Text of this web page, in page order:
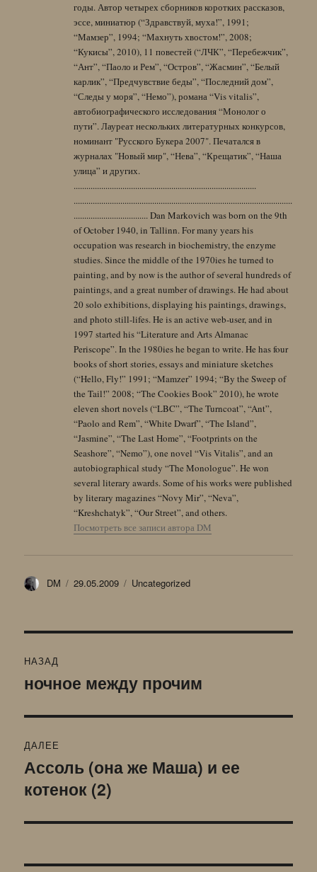
годы. Автор четырех сборников коротких рассказов,
эссе, миниатюр (“Здравствуй, муха!”, 1991;
“Мамзер”, 1994; “Махнуть хвостом!”, 2008;
“Кукисы”, 2010), 11 повестей (“ЛЧК”, “Перебежчик”,
“Ант”, “Паоло и Рем”, “Остров”, “Жасмин”, “Белый
карлик”, “Предчувствие беды”, “Последний дом”,
“Следы у моря”, “Немо”), романа “Vis vitalis”,
автобиографического исследования “Монолог о
пути”. Лауреат нескольких литературных конкурсов,
номинант "Русского Букера 2007". Печатался в
журналах "Новый мир", “Нева”, “Крещатик”, “Наша
улица” и других.
......................................................................................
.......................................................................................................
................................... Dan Markovich was born on the 9th
of October 1940, in Tallinn. For many years his
occupation was research in biochemistry, the enzyme
studies. Since the middle of the 1970ies he turned to
painting, and by now is the author of several hundreds of
paintings, and a great number of drawings. He had about
20 solo exhibitions, displaying his paintings, drawings,
and photo still-lifes. He is an active web-user, and in
1997 started his “Literature and Arts Almanac
Periscope”. In the 1980ies he began to write. He has four
books of short stories, essays and miniature sketches
(“Hello, Fly!” 1991; “Mamzer” 1994; “By the Sweep of
the Tail!” 2008; “The Cookies Book” 2010), he wrote
eleven short novels (“LBC”, “The Turncoat”, “Ant”,
“Paolo and Rem”, “White Dwarf”, “The Island”,
“Jasmine”, “The Last Home”, “Footprints on the
Seashore”, “Nemo”), one novel “Vis Vitalis”, and an
autobiographical study “The Monologue”. He won
several literary awards. Some of his works were published
by literary magazines “Novy Mir”, “Neva”,
“Kreshchatyk”, “Our Street”, and others.
Посмотреть все записи автора DM
Автор
DM Опубликовано
29.05.2009 Рубрики
Uncategorized
по
НАЗАД
Предыдущая
ночное между прочим
ДАЛЕЕ
Следующая
запись:
Ассоль (она же Маша) и ее
котенок (2)